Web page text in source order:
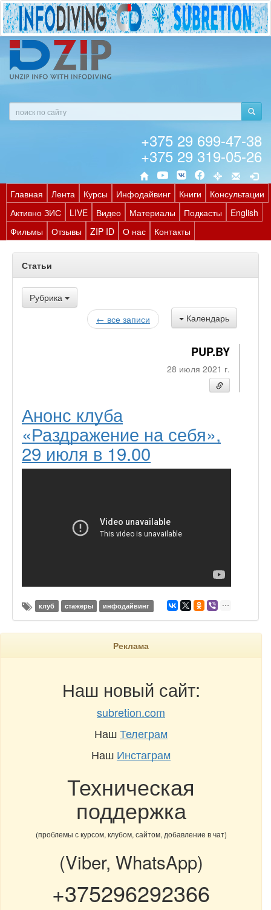
+375 29 699-47-38
+375 29 319-05-26
Главная Лента Курсы Инфодайвинг Книги
Консультации
Активно ЗИС
LIVE Видео Материалы Подкасты
English
Фильмы
Отзывы ZIP ID О нас Контакты
Статьи
Рубрика
Календарь
← все записи
PUP.BY
28 июля 2021 г.
Анонс клуба
«Раздражение на себя»,
29 июля в 19.00
клуб стажеры инфодайвинг
Реклама
Наш новый сайт:
subretion.com
НашТелеграм
Наш Инстаграм
Техническая
поддержка
(проблемы с курсом, клубом, сайтом, добавление в чат)
(Viber, WhatsApp)
+375296292366